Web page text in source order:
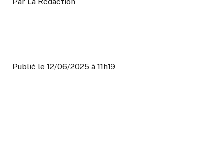
Publié le 12/06/2025 à 11h19